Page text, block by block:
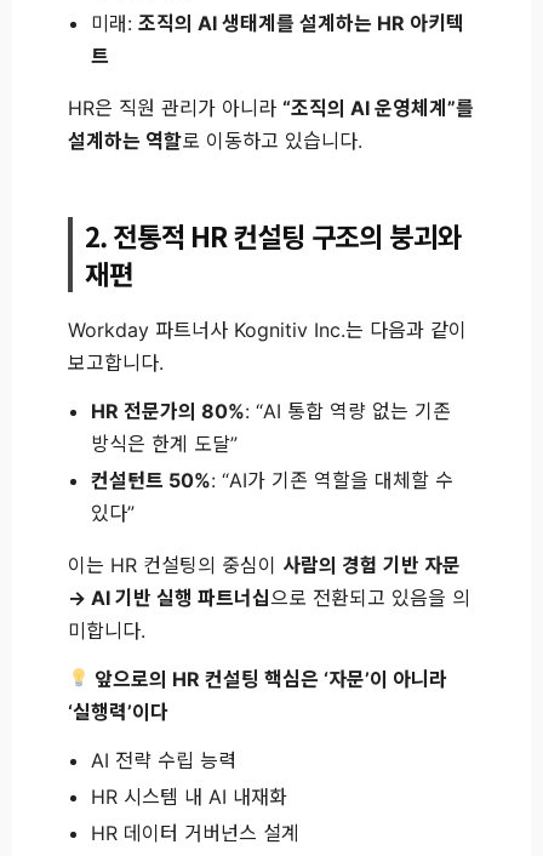
미래:조직의 AI 생태계를 설계하는 HR 아키텍
트
HR은 직원 관리가 아니라 “조직의 AI 운영체계”를
설계하는 역할로 이동하고 있습니다.
2. 전통적 HR 컨설팅 구조의 붕괴와
재편
Workday 파트너사 Kognitiv Inc.는 다음과 같이
보고합니다.
HR 전문가의 80%: “AI 통합 역량 없는 기존
방식은 한계 도달”
컨설턴트 50%: “AI가 기존 역할을 대체할 수
있다”
이는 HR 컨설팅의 중심이 사람의 경험 기반 자문
→ AI 기반 실행 파트너십으로 전환되고 있음을 의
미합니다.
앞으로의 HR 컨설팅 핵심은 ‘자문’이 아니라
‘실행력’이다
AI 전략 수립 능력
HR 시스템 내 AI 내재화
HR 데이터 거버넌스 설계